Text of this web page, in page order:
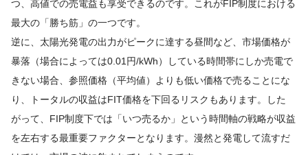
つ、高値での売電益も享受できるのです。これがFIP制度における
最大の「勝ち筋」の一つです。
逆に、太陽光発電の出力がピークに達する昼間など、市場価格が
暴落（場合によっては0.01円/kWh）している時間帯にしか売電で
きない場合、参照価格（平均値）よりも低い価格で売ることにな
り、トータルの収益はFIT価格を下回るリスクもあります。した
がって、FIP制度下では「いつ売るか」という時間軸の戦略が収益
を左右する最重要ファクターとなります。漫然と発電して流すだ